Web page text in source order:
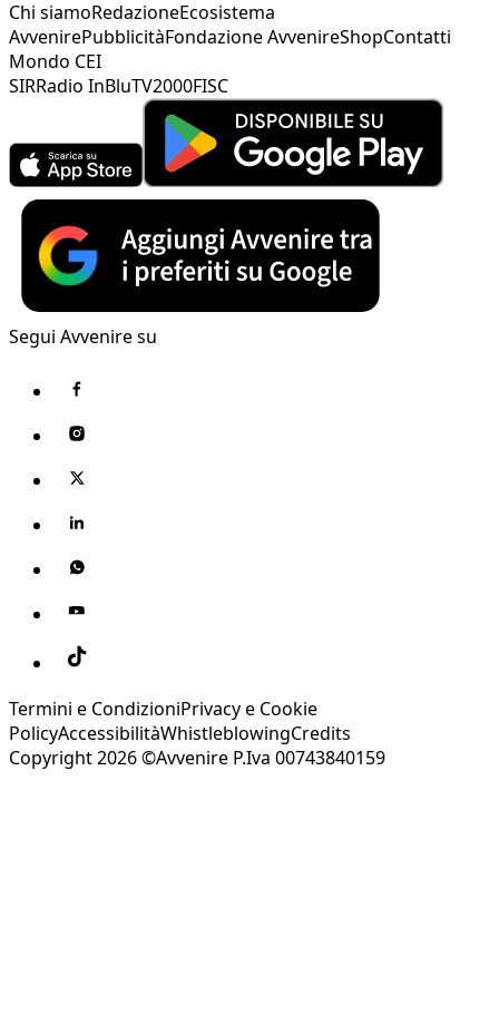
Chi siamoRedazioneEcosistema
AvvenirePubblicitàFondazione AvvenireShopContatti
Mondo CEI
SIRRadio InBluTV2000FISC
Segui Avvenire su
Termini e CondizioniPrivacy e Cookie
PolicyAccessibilitàWhistleblowingCredits
Copyright 2026 ©Avvenire P.Iva 00743840159